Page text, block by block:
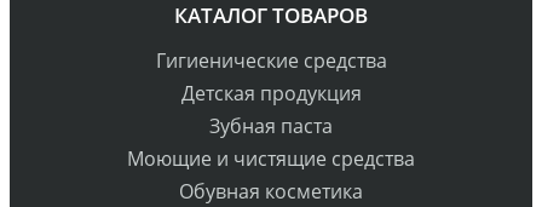
КАТАЛОГ ТОВАРОВ
Гигиенические средства
Детская продукция
Зубная паста
Моющие и чистящие средства
Обувная косметика